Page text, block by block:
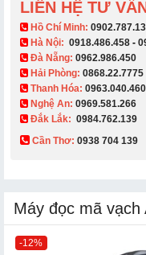
LIÊN HỆ TƯ
​ Hồ Chí Minh:
Hà Nội: 0918.486.458 -
Đà Nẵng: 0962.986.450
Hải Phòng: 0868.22.7775
Thanh Hóa: 0963.040.460
Nghệ An: 0969.581.266
Đắk Lắk: 0984.762.139
Cần Thơ: 0938 704 139​
Máy đọc mã vạch
-12%